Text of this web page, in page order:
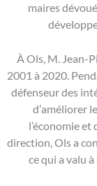
maires
À Ols, M. Jean-
2001 à 2020.
défenseur des
d’améliorer
l’économie et
direction, Ols a
ce qui a valu